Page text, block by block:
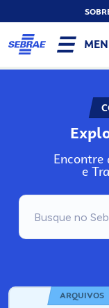
Encontre
e
ARQUIVOS